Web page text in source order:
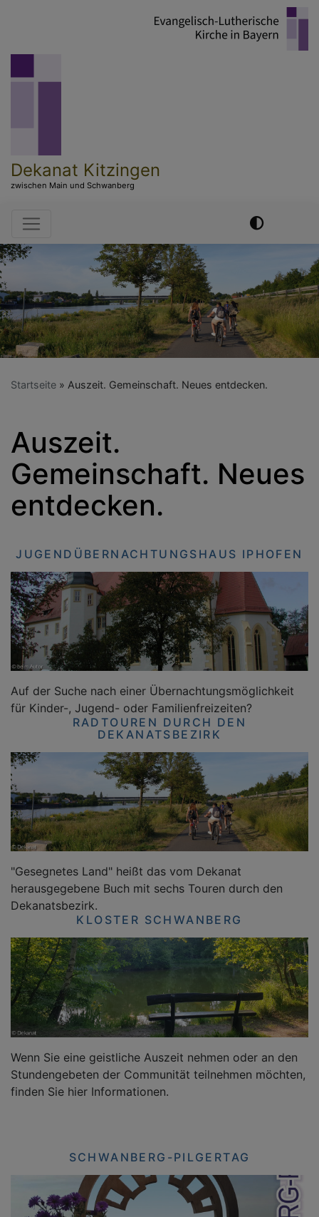
Dekanat Kitzingen
zwischen Main und Schwanberg
Hauptnavigation
Startseite Auszeit. Gemeinschaft. Neues entdecken.
Auszeit.
Gemeinschaft. Neues
entdecken.
JUGENDÜBERNACHTUNGSHAUS IPHOFEN
Auf der Suche nach einer Übernachtungsmöglichkeit
für Kinder-, Jugend- oder Familienfreizeiten?
RADTOUREN DURCH DEN
DEKANATSBEZIRK
"Gesegnetes Land" heißt das vom Dekanat
herausgegebene Buch mit sechs Touren durch den
Dekanatsbezirk.
KLOSTER SCHWANBERG
Wenn Sie eine geistliche Auszeit nehmen oder an den
Stundengebeten der Communität teilnehmen möchten,
finden Sie hier Informationen.
SCHWANBERG-PILGERTAG